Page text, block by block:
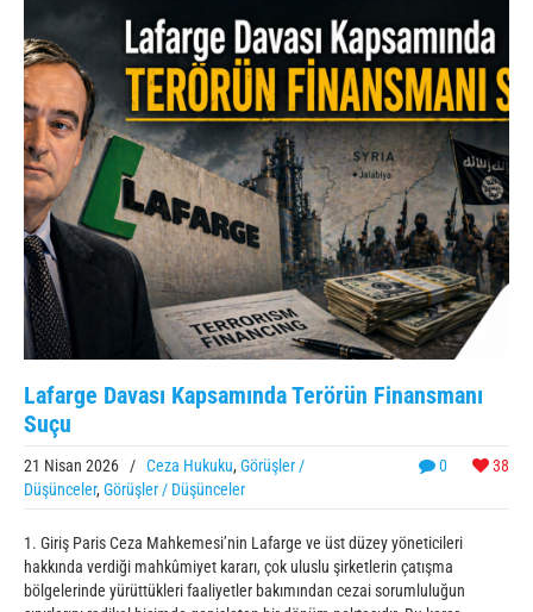
Lafarge Davası Kapsamında Terörün Finansmanı
Suçu
0 38
21 Nisan 2026 / Ceza Hukuku, Görüşler /
Düşünceler, Görüşler / Düşünceler
1. Giriş Paris Ceza Mahkemesi’nin Lafarge ve üst düzey yöneticileri
hakkında verdiği mahkûmiyet kararı, çok uluslu şirketlerin çatışma
bölgelerinde yürüttükleri faaliyetler bakımından cezai sorumluluğun